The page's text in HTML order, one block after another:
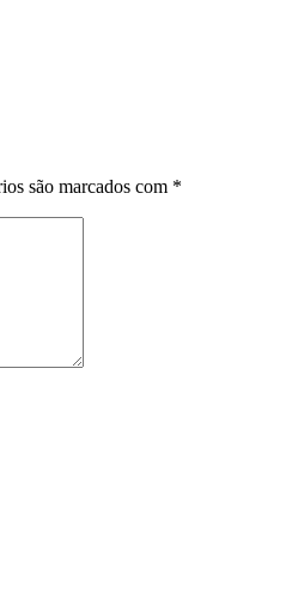
são marcados com *